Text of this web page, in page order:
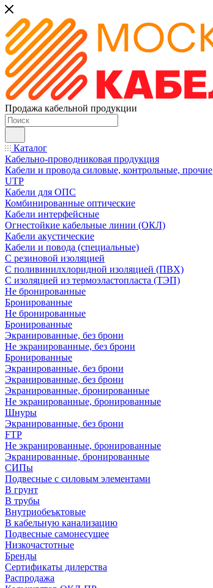
Продажа кабельной продукции
Каталог
Кабельно-проводниковая продукция
Кабели и провода силовые, контрольные, прочие
UTP
Кабели для ОПС
Комбинированные оптические
Кабели интерфейсные
Огнестойкие кабельные линии (ОКЛ)
Кабели акустические
Кабели и повода (специальные)
С резиновой изоляцией
С поливинилхлоридной изоляцией (ПВХ)
С изоляцией из термоэластопласта (ТЭП)
Не бронированные
Бронированные
Не бронированные
Бронированные
Экранированные, без брони
Не экранированные, без брони
Бронированные
Экранированные, без брони
Экранированные, без брони
Экранированные, бронированные
Не экранированные, бронированные
Шнуры
Экранированные, без брони
FTP
Не экранированные, бронированные
Экранированные, бронированные
СИПы
Подвесные с силовым элементами
В грунт
В трубы
Внутриобеъктовые
В кабельную канализацию
Подвесные самонесущее
Низкочастотные
Бренды
Сертификаты дилерства
Распродажа